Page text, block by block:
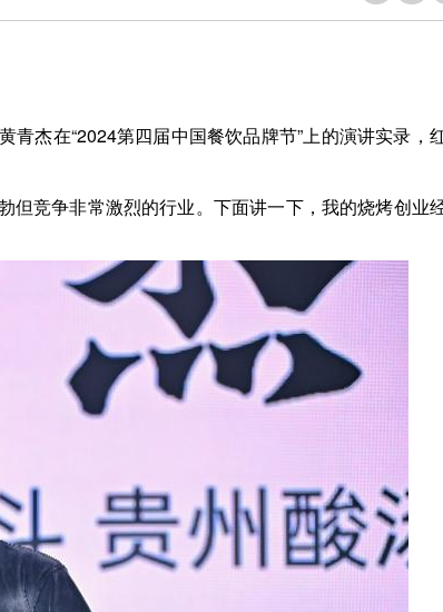
杰在“2024第四届中国餐饮品牌节”上的演讲实录，
但竞争非常激烈的行业。下面讲一下，我的烧烤创业